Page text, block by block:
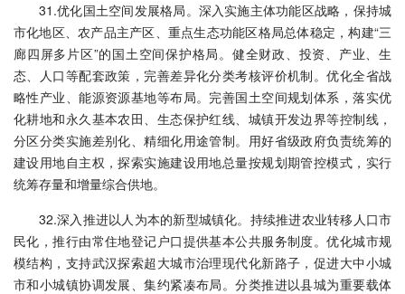
31.优化国土空间发展格局。深入实施主体功能区战略，保持城
市化地区、农产品主产区、重点生态功能区格局总体稳定，构建“三
廊四屏多片区”的国土空间保护格局。健全财政、投资、产业、生
态、人口等配套政策，完善差异化分类考核评价机制。优化全省战
略性产业、能源资源基地等布局。完善国土空间规划体系，落实优
化耕地和永久基本农田、生态保护红线、城镇开发边界等控制线，
分区分类实施差别化、精细化用途管制。用好省级政府负责统筹的
建设用地自主权，探索实施建设用地总量按规划期管控模式，实行
统筹存量和增量综合供地。
32.深入推进以人为本的新型城镇化。持续推进农业转移人口市
民化，推行由常住地登记户口提供基本公共服务制度。优化城市规
模结构，支持武汉探索超大城市治理现代化新路子，促进大中小城
市和小城镇协调发展、集约紧凑布局。分类推进以县城为重要载体